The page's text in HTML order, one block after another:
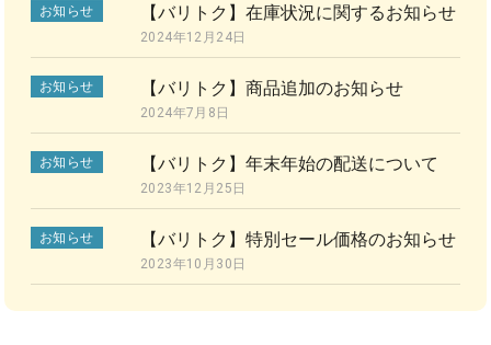
お知らせ 【バリトク】在庫状況に関するお知らせ
2024年12月24日
お知らせ 【バリトク】商品追加のお知らせ
2024年7月8日
お知らせ 【バリトク】年末年始の配送について
2023年12月25日
お知らせ 【バリトク】特別セール価格のお知らせ
2023年10月30日